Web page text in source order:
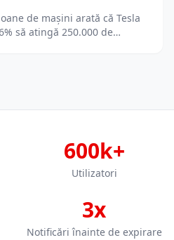
de mașini arată că Tesla
să atingă 250.000 de…
600k+
Utilizatori
3x
Notificări înainte de expirare